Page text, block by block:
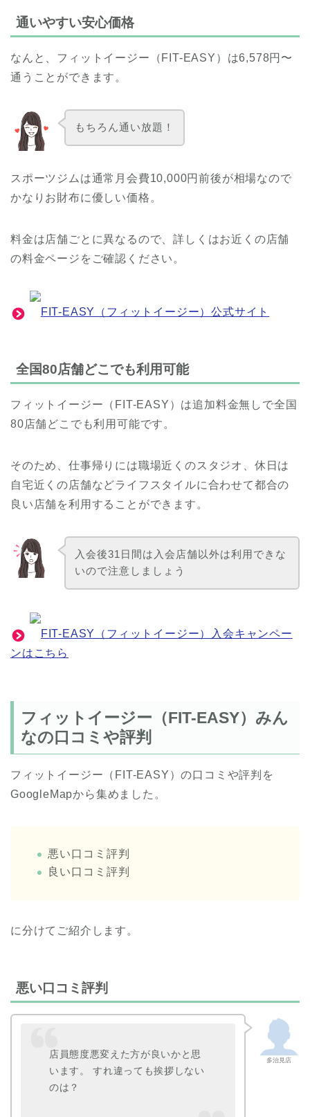
通いやすい安心価格
なんと、フィットイージー（FIT-EASY）は6,578円〜
通うことができます。
もちろん通い放題！
スポーツジムは通常月会費10,000円前後が相場なので
かなりお財布に優しい価格。
料金は店舗ごとに異なるので、詳しくはお近くの店舗
の料金ページをご確認ください。
FIT-EASY（フィットイージー）公式サイト
全国80店舗どこでも利用可能
フィットイージー（FIT-EASY）は追加料金無しで全国
80店舗どこでも利用可能です。
そのため、仕事帰りには職場近くのスタジオ、休日は
自宅近くの店舗などライフスタイルに合わせて都合の
良い店舗を利用することができます。
入会後31日間は入会店舗以外は利用できな
いので注意しましょう
FIT-EASY（フィットイージー）入会キャンペー
ンはこちら
フィットイージー（FIT-EASY）みん
なの口コミや評判
フィットイージー（FIT-EASY）の口コミや評判を
GoogleMapから集めました。
悪い口コミ評判
良い口コミ評判
に分けてご紹介します。
悪い口コミ評判
多治見店
店員態度悪変えた方が良いかと思
います。 すれ違っても挨拶しない
のは？